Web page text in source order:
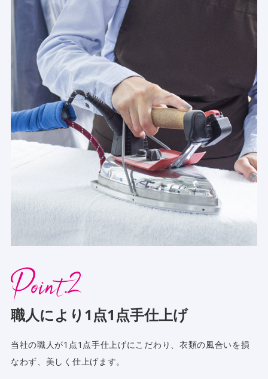
職人により1点1点手仕上げ
当社の職人が1点1点手仕上げにこだわり、衣類の風合いを損
なわず、美しく仕上げます。